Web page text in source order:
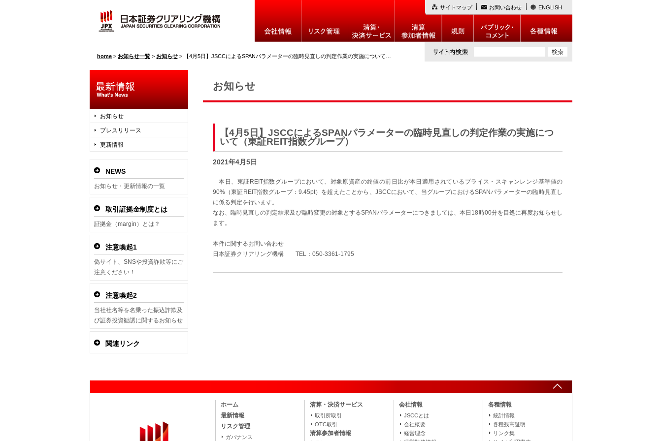
サイトマップ お問い合わせ ENGLISH
home > お知らせ一覧 > お知らせ > 【4月5日】JSCCによるSPANパラメーターの臨時見直しの判定作業の実施について（東証REIT指数グループ）
お知らせ
【4月5日】JSCCによるSPANパラメーターの臨時見直しの判定作業の実施につ
いて（東証REIT指数グループ）
2021年4月5日
本日、東証REIT指数グループにおいて、対象原資産の終値の前日比が本日適用されているプライス・スキャンレンジ基準値の
90%（東証REIT指数グループ：9.45pt）を超えたことから、JSCCにおいて、当グループにおけるSPANパラメーターの臨時見直し
に係る判定を行います。
なお、臨時見直しの判定結果及び臨時変更の対象とするSPANパラメーターにつきましては、本日18時00分を目処に再度お知らせし
ます。
本件に関するお問い合わせ
日本証券クリアリング機構 TEL：050‐3361‐1795
お知らせ
プレスリリース
更新情報
NEWS
お知らせ・更新情報の一覧
取引証拠金制度とは
証拠金（margin）とは？
注意喚起1
偽サイト、SNSや投資詐欺等にご
注意ください！
注意喚起2
当社社名等を名乗った振込詐欺及
び証券投資勧誘に関するお知らせ
関連リンク
ホーム
最新情報
リスク管理
ガバナンス
清算・決済サービス
取引所取引
OTC取引
清算参加者情報
会社情報
JSCCとは
会社概要
経営理念
各種情報
統計情報
各種残高証明
リンク集